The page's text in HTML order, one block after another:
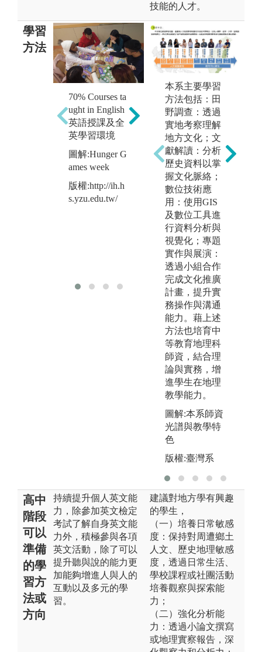
技能的人才。
學習
方法
70% Courses ta
ught in English
英語授課及全
英學習環境
圖解:Hunger G
ames week
版權:http://ih.h
s.yzu.edu.tw/
小組討論 Grou
p Discussion
圖解:Group Dis
cussion
版權:http://ih.h
s.yzu.edu.tw/
本系主要學習
方法包括：田
野調查：透過
實地考察理解
地方文化；文
獻解讀：分析
歷史資料以掌
握文化脈絡；
數位技術應
用：使用GIS
及數位工具進
行資料分析與
視覺化；專題
實作與展演：
透過小組合作
完成文化推廣
計畫，提升實
務操作與溝通
能力。藉上述
方法也培育中
等教育地理科
師資，結合理
論與實務，增
進學生在地理
教學能力。
圖解:本系師資
光譜與教學特
色
版權:臺灣系
高中
階段
可以
準備
的學
習方
法或
方向
持續提升個人英文能
力，除參加英文檢定
考試了解自身英文能
力外，積極參與各項
英文活動，除了可以
提升聽與說的能力更
加能夠增進人與人的
互動以及多元的學
習。
建議對地方學有興趣
的學生，
（一）培養日常敏感
度：保持對周遭鄉土
人文、歷史地理敏感
度，透過日常生活、
學校課程或社團活動
培養觀察與探索能
力；
（二）強化分析能
力：透過小論文撰寫
或地理實察報告，深